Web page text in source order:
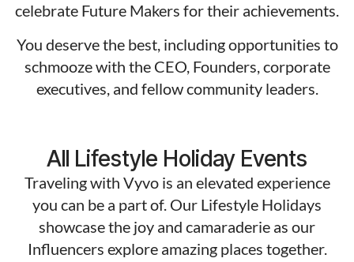
celebrate Future Makers for their achievements.
You deserve the best, including opportunities to
schmooze with the CEO, Founders, corporate
executives, and fellow community leaders.
All Lifestyle Holiday Events
Traveling with Vyvo is an elevated experience
you can be a part of. Our Lifestyle Holidays
showcase the joy and camaraderie as our
Influencers explore amazing places together.